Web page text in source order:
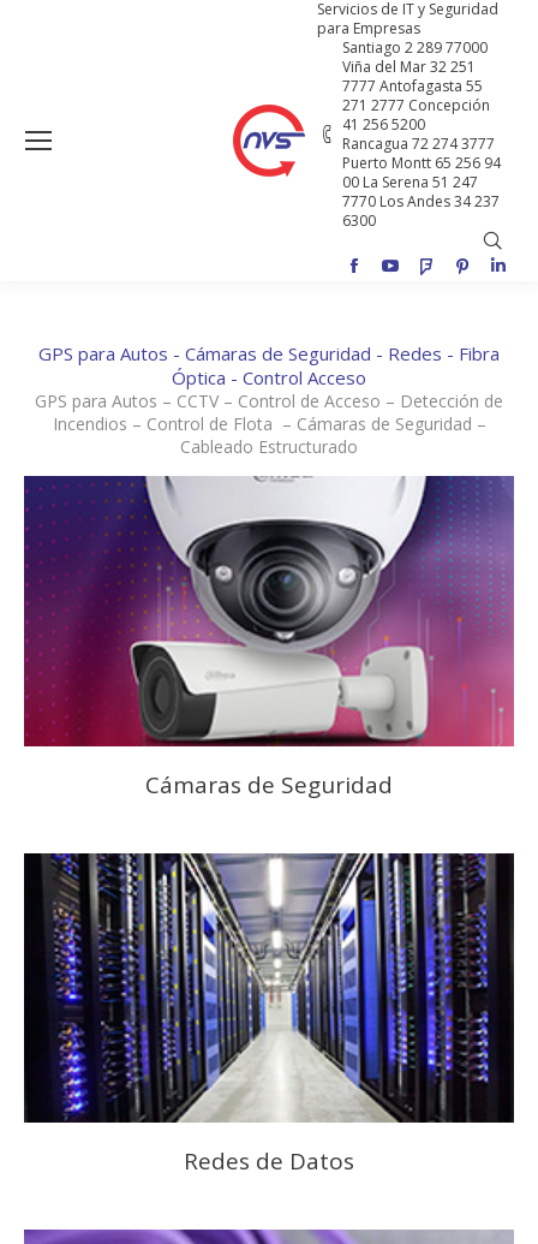
Servicios de IT y Seguridad
para Empresas
Santiago 2 289 77000
Viña del Mar 32 251
7777 Antofagasta 55
271 2777 Concepción
41 256 5200
Rancagua 72 274 3777
Puerto Montt 65 256 94
00 La Serena 51 247
7770 Los Andes 34 237
6300
Buscar:
Facebook
YouTubeFoursquare
Pinterest
GPS para Autos - Cámaras de Seguridad - Redes - Fibra
Óptica - Control Acceso
GPS para Autos – CCTV – Control de Acceso – Detección de
Incendios – Control de Flota – Cámaras de Seguridad –
Cableado Estructurado
Cámaras de Seguridad
Redes de Datos